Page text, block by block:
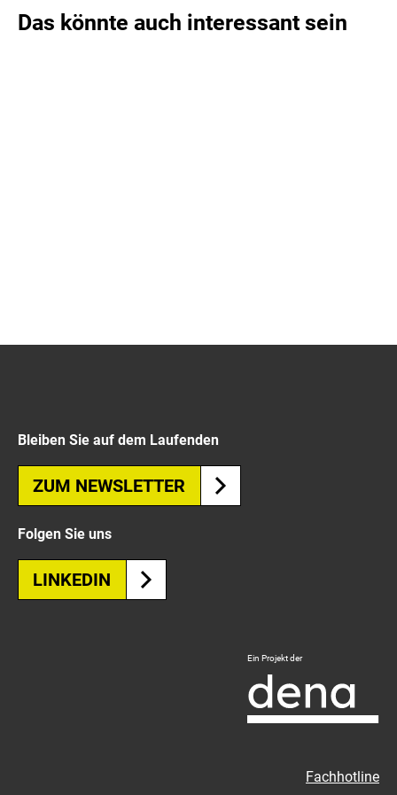
Das könnte auch interessant sein
Bleiben Sie auf dem Laufenden
ZUM NEWSLETTER
Folgen Sie uns
LINKEDIN
Logo
Deutsche
Energie-
Agentur
Ein Projekt der
Fachhotline